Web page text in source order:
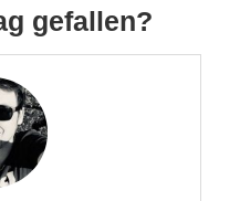
gefallen?